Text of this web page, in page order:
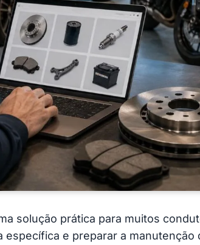
solução prática para muitos
e preparar a